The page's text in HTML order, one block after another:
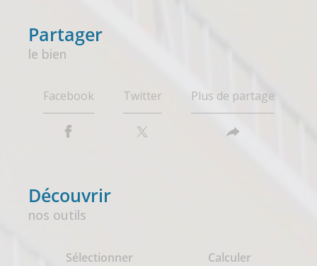
partager
le bien
Facebook Twitter Plus de partage
découvrir
nos outils
Sélectionner Calculer